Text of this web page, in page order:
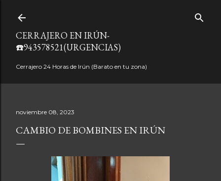
CERRAJERO EN IRÚN-
☎️943578521(URGENCIAS)
Cerrajero 24 Horas de Irún (Barato en tu zona)
noviembre 08, 2023
CAMBIO DE BOMBINES EN IRÚN